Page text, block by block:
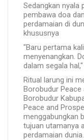
Sedangkan nyala
pembawa doa
perdamaian di
khususnya
"Baru pertama
menyenangkan.
dalam segala
Ritual larung ini
Borobudur Peace
Borobudur
Peace and
menggabungkan
tujuan utamanya
perdamaian dunia.